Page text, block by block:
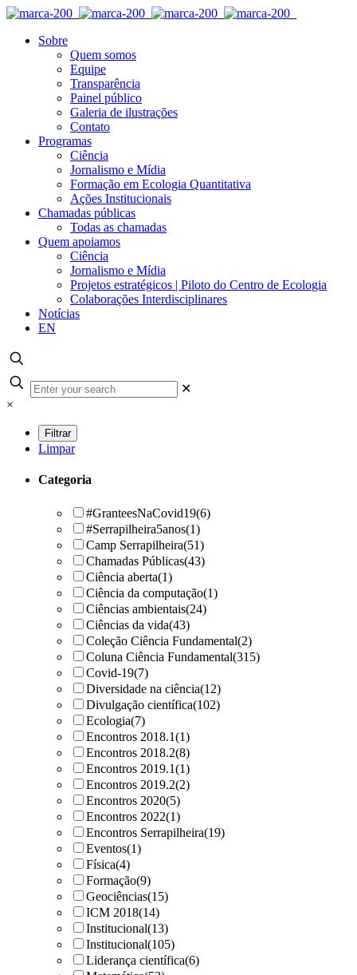
Sobre
Quem somos
Equipe
Transparência
Painel público
Galeria de ilustrações
Contato
Programas
Ciência
Jornalismo e Mídia
Formação em Ecologia Quantitativa
Ações Institucionais
Chamadas públicas
Todas as chamadas
Quem apoiamos
Ciência
Jornalismo e Mídia
Projetos estratégicos | Piloto do Centro de Ecologia
Colaborações Interdisciplinares
Notícias
EN
✕
×
Limpar
Categoria
#GranteesNaCovid19(6)
#Serrapilheira5anos(1)
Camp Serrapilheira(51)
Chamadas Públicas(43)
Ciência aberta(1)
Ciência da computação(1)
Ciências ambientais(24)
Ciências da vida(43)
Coleção Ciência Fundamental(2)
Coluna Ciência Fundamental(315)
Covid-19(7)
Diversidade na ciência(12)
Divulgação científica(102)
Ecologia(7)
Encontros 2018.1(1)
Encontros 2018.2(8)
Encontros 2019.1(1)
Encontros 2019.2(2)
Encontros 2020(5)
Encontros 2022(1)
Encontros Serrapilheira(19)
Eventos(1)
Física(4)
Formação(9)
Geociências(15)
ICM 2018(14)
Institucional(13)
Institucional(105)
Liderança científica(6)